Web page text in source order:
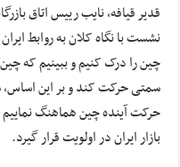
قدیر قیافه، نایب رییس اتاق
نشست با نگاه کلان به روابط
سمتی حرکت کند و بر این اساس،
حرکت آینده چین هماهنگ نماییم
بازار ایران در اولویت قرار گیرد.